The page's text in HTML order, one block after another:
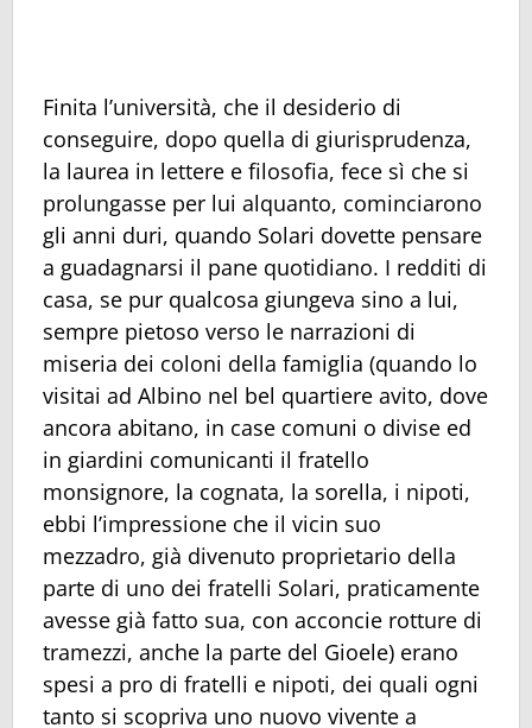
Finita l’università, che il desiderio di
conseguire, dopo quella di giurisprudenza,
la laurea in lettere e filosofia, fece sì che si
prolungasse per lui alquanto, cominciarono
gli anni duri, quando Solari dovette pensare
a guadagnarsi il pane quotidiano. I redditi di
casa, se pur qualcosa giungeva sino a lui,
sempre pietoso verso le narrazioni di
miseria dei coloni della famiglia (quando lo
visitai ad Albino nel bel quartiere avito, dove
ancora abitano, in case comuni o divise ed
in giardini comunicanti il fratello
monsignore, la cognata, la sorella, i nipoti,
ebbi l’impressione che il vicin suo
mezzadro, già divenuto proprietario della
parte di uno dei fratelli Solari, praticamente
avesse già fatto sua, con acconcie rotture di
tramezzi, anche la parte del Gioele) erano
spesi a pro di fratelli e nipoti, dei quali ogni
tanto si scopriva uno nuovo vivente a